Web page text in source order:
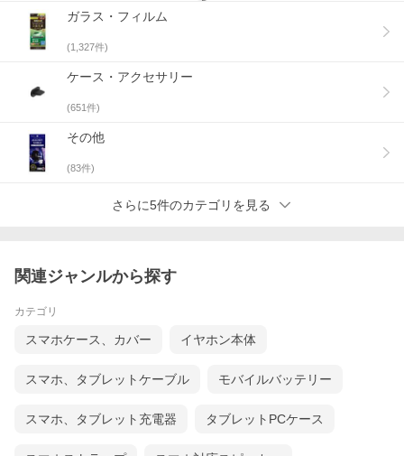
ガラス・フィルム
(1,327件)
ケース・アクセサリー
(651件)
その他
(83件)
さらに5件のカテゴリを見る
関連ジャンルから探す
カテゴリ
スマホケース、カバー イヤホン本体
スマホ、タブレットケーブル モバイルバッテリー
スマホ、タブレット充電器 タブレットPCケース